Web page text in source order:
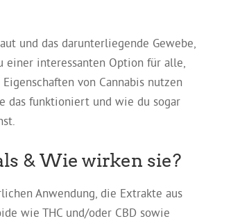
und das darunterliegende Gewebe,
einer interessanten Option für alle,
von Cannabis nutzen
das funktioniert und wie du sogar
& Wie wirken sie?
Anwendung, die Extrakte aus
wie THC und/oder CBD sowie